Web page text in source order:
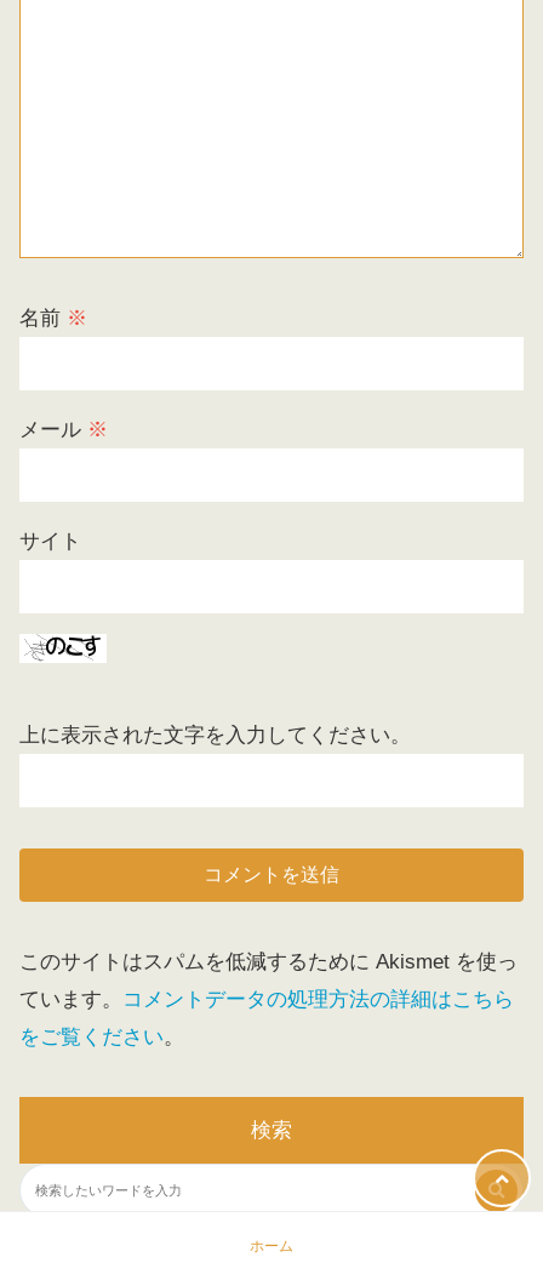
名前 ※
メール ※
サイト
上に表示された文字を入力してください。
このサイトはスパムを低減するために Akismet を使っ
ています。
コメントデータの処理方法の詳細はこちら
をご覧ください。
検索
ホーム